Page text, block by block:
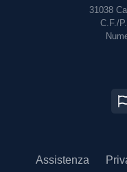
31038
C.F./
Assistenza